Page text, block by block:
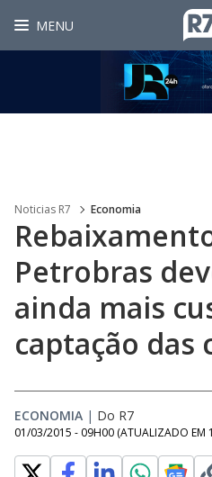
MENU
Noticias R7 Economia
Petrobras
ainda mais
captação das
ECONOMIA | Do R7
01/03/2015 - 09H00 (ATUALIZADO EM